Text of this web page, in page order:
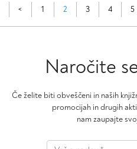
< 1 2 3 4 5
Naročite
Če želite biti obveščeni in naših
promocijah in drugih
nam zaupajte